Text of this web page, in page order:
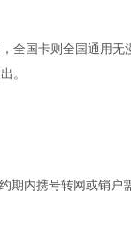
全国卡则全国通用
。
期内携号转网或销户